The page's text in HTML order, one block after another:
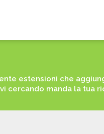
estensioni che
cercando manda la tua